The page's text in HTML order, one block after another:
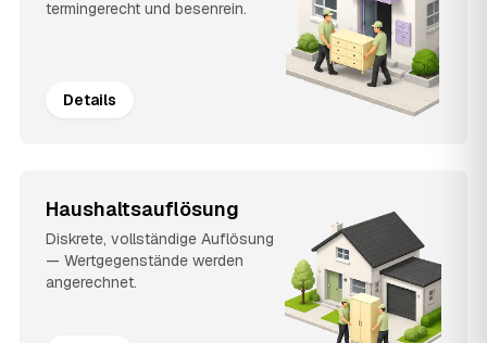
termingerecht und besenrein.
Details
Haushaltsauflösung
Diskrete, vollständige Auflösung
— Wertgegenstände werden
angerechnet.